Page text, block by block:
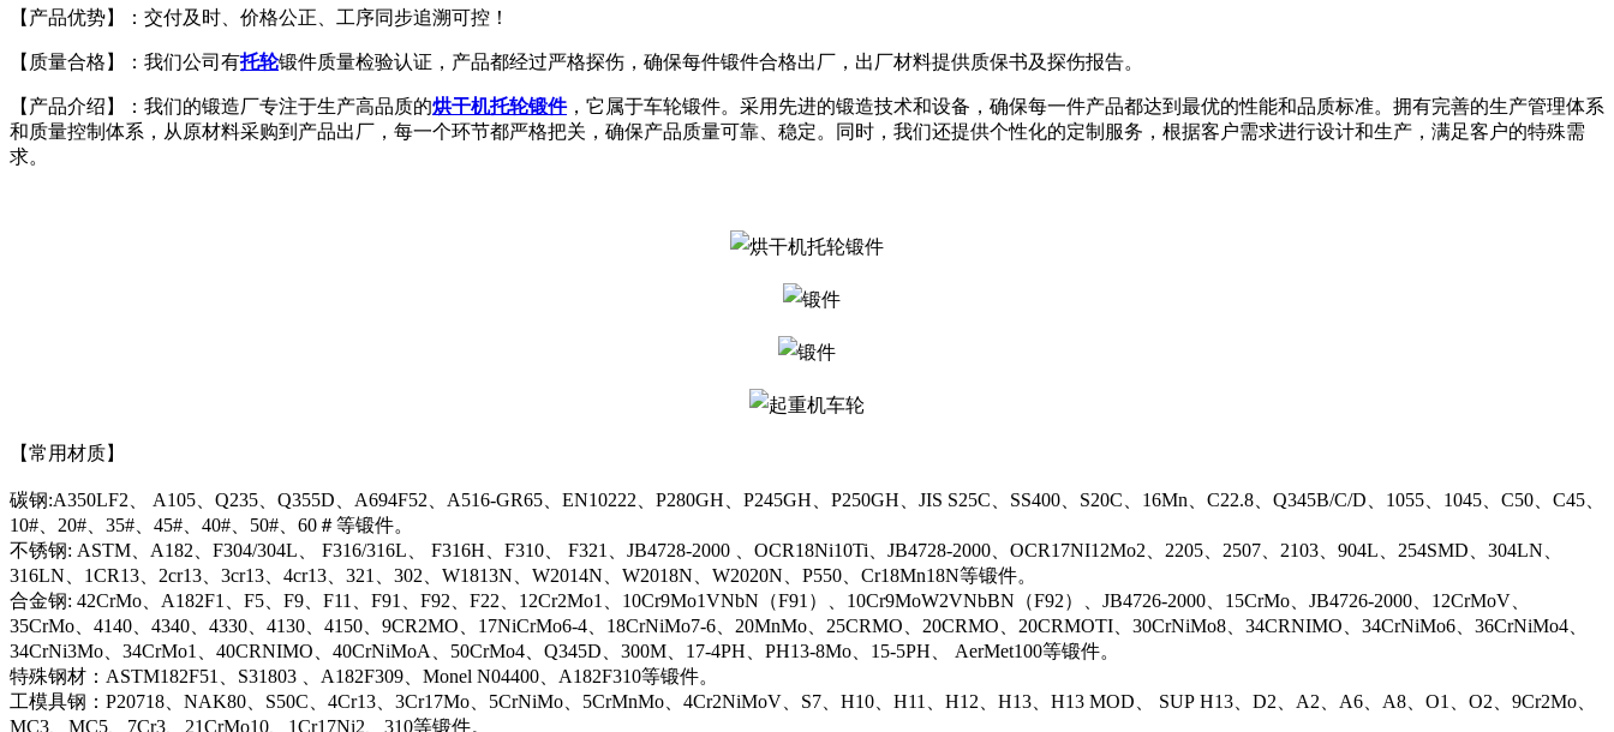
【产品优势】：交付及时、价格公正、工序同步追溯可控！
【质量合格】：我们公司有托轮锻件质量检验认证，产品都经过严格探伤，确保每件锻件合格出厂，出厂材料提供质保书及探伤报告。
【产品介绍】：我们的锻造厂专注于生产高品质的烘干机托轮锻件，它属于车轮锻件。采用先进的锻造技术和设备，确保每一件产品都达到最优的性能和品质标准。拥有完善的生产管理体系
和质量控制体系，从原材料采购到产品出厂，每一个环节都严格把关，确保产品质量可靠、稳定。同时，我们还提供个性化的定制服务，根据客户需求进行设计和生产，满足客户的特殊需
求。
【常用材质】
碳钢:A350LF2、 A105、Q235、Q355D、A694F52、A516-GR65、EN10222、P280GH、P245GH、P250GH、JIS S25C、SS400、S20C、16Mn、C22.8、Q345B/C/D、1055、1045、C50、C45、
10#、20#、35#、45#、40#、50#、60＃等锻件。
不锈钢: ASTM、A182、F304/304L、 F316/316L、 F316H、F310、 F321、JB4728-2000 、OCR18Ni10Ti、JB4728-2000、OCR17NI12Mo2、2205、2507、2103、904L、254SMD、304LN、
316LN、1CR13、2cr13、3cr13、4cr13、321、302、W1813N、W2014N、W2018N、W2020N、P550、Cr18Mn18N等锻件。
合金钢: 42CrMo、A182F1、F5、F9、F11、F91、F92、F22、12Cr2Mo1、10Cr9Mo1VNbN（F91）、10Cr9MoW2VNbBN（F92）、JB4726-2000、15CrMo、JB4726-2000、12CrMoV、
35CrMo、4140、4340、4330、4130、4150、9CR2MO、17NiCrMo6-4、18CrNiMo7-6、20MnMo、25CRMO、20CRMO、20CRMOTI、30CrNiMo8、34CRNIMO、34CrNiMo6、36CrNiMo4、
34CrNi3Mo、34CrMo1、40CRNIMO、40CrNiMoA、50CrMo4、Q345D、300M、17-4PH、PH13-8Mo、15-5PH、 AerMet100等锻件。
特殊钢材：ASTM182F51、S31803 、A182F309、Monel N04400、A182F310等锻件。
工模具钢：P20718、NAK80、S50C、4Cr13、3Cr17Mo、5CrNiMo、5CrMnMo、4Cr2NiMoV、S7、H10、H11、H12、H13、H13 MOD、 SUP H13、D2、A2、A6、A8、O1、O2、9Cr2Mo、
MC3、MC5、7Cr3、21CrMo10、1Cr17Ni2、310等锻件。